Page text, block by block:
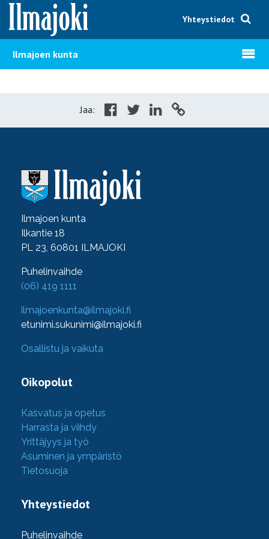
Hyppää sisältöön
Yhteystiedot
Ilmajoen kunta Avaa
Jaa:
Ilmajoen kunta
Ilkantie 18
PL 23, 60801 ILMAJOKI
Puhelinvaihde
(06) 419 1111
ilmajoenkunta@ilmajoki.fi
etunimi.sukunimi@ilmajoki.fi
Osallistu ja vaikuta
Oikopolut
Kasvatus ja opetus
Harrasta ja viihdy
Yrittäjyys ja työ
Asuminen ja ympäristö
Tietosuoja
Yhteystiedot
Puhelinvaihde